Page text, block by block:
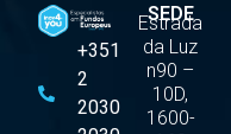
+351
2
2030
SEDE
Estrada
da Luz
n90 –
10D,
1600-